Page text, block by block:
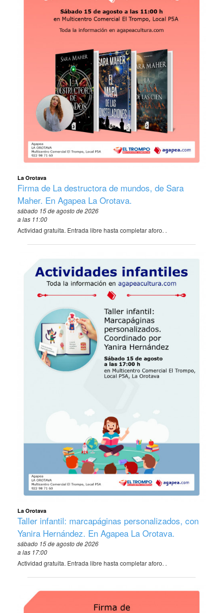
La Orotava
Firma de La destructora de mundos, de Sara
Maher. En Agapea La Orotava.
sábado 15 de agosto de 2026
a las 11:00
Actividad gratuita. Entrada libre hasta completar aforo. .
La Orotava
Taller infantil: marcapáginas personalizados, con
Yanira Hernández. En Agapea La Orotava.
sábado 15 de agosto de 2026
a las 17:00
Actividad gratuita. Entrada libre hasta completar aforo. .